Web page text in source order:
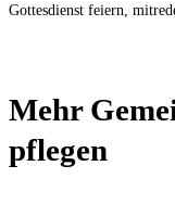
Got­tes­dienst fei­ern,
Mehr
pflegen